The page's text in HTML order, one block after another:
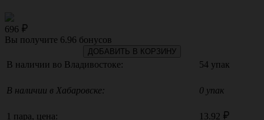
696
Вы получите 6.96 бонусов
ДОБАВИТЬ В КОРЗИНУ
В наличии во Владивостоке: 54 упак
В наличии в Хабаровске: 0 упак
1 пара, цена: 13.92